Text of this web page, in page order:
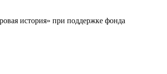
история» при поддержке фонда